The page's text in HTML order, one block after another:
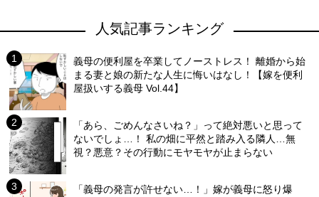
人気記事ランキング
義母の便利屋を卒業してノーストレス！ 離婚から始
まる妻と娘の新たな人生に悔いはなし！【嫁を便利
屋扱いする義母 Vol.44】
「あら、ごめんなさいね？」って絶対悪いと思って
ないでしょ…！ 私の畑に平然と踏み入る隣人…無
視？悪意？その行動にモヤモヤが止まらない
「義母の発言が許せない…！」嫁が義母に怒り爆